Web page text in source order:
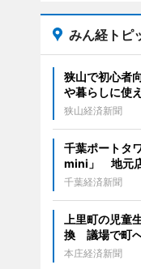
みん経トピ
狭山で初心者
や暮らしに使
狭山経済新聞
千葉ポートタ
mini」 地元
千葉経済新聞
上里町の児童
換 議場で町
本庄経済新聞